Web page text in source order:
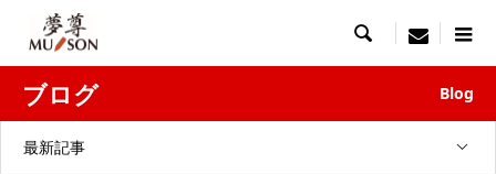
 menu
ブログ Blog
最新記事